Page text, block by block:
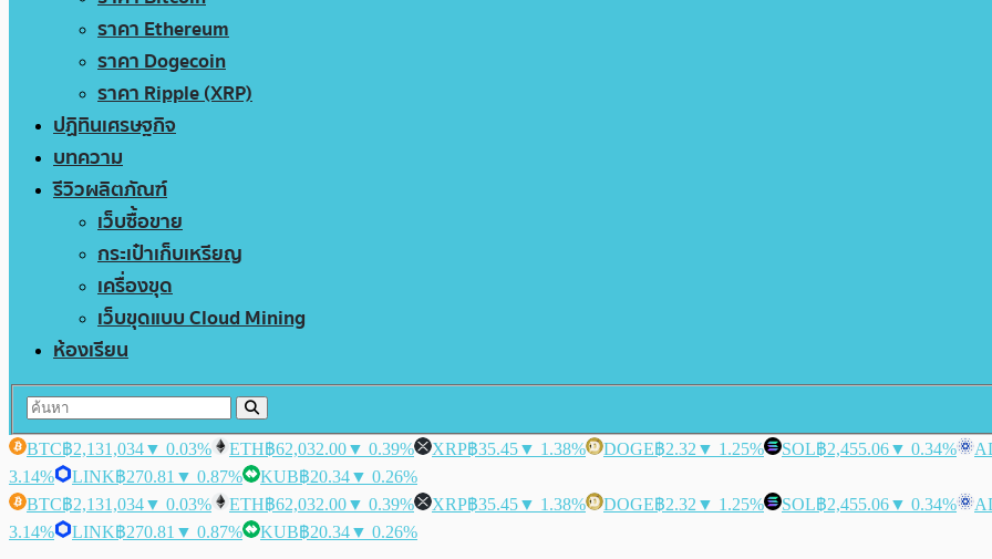
ราคา Ethereum
ราคา Dogecoin
ราคา Ripple (XRP)
ปฏิทินเศรษฐกิจ
บทความ
รีวิวผลิตภัณฑ์
เว็บซื้อขาย
กระเป๋าเก็บเหรียญ
เครื่องขุด
เว็บขุดแบบ Cloud Mining
ห้องเรียน
BTC฿2,131,034▼ 0.03% ETH฿62,032.00▼ 0.39% XRP฿35.45▼ 1.38% DOGE฿2.32 ▼ 1.25% SOL฿2,455.06▼ 0.34%
3.14%
LINK฿270.81 ▼ 0.87% KUB฿20.34▼ 0.26%
BTC฿2,131,034▼ 0.03% ETH฿62,032.00▼ 0.39% XRP฿35.45▼ 1.38% DOGE฿2.32 ▼ 1.25% SOL฿2,455.06▼ 0.34%
3.14%
LINK฿270.81 ▼ 0.87% KUB฿20.34▼ 0.26%